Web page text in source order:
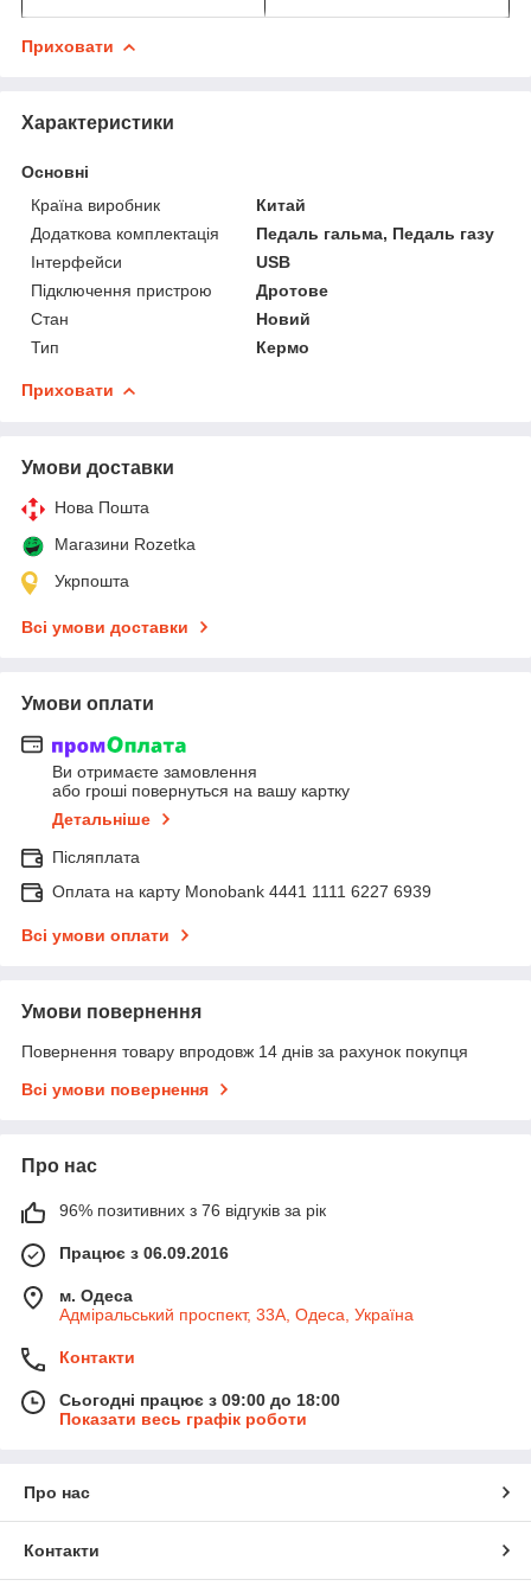
Приховати
Характеристики
Основні
Країна виробник
Китай
Додаткова комплектація
Педаль гальма, Педаль газу
Інтерфейси
USB
Підключення пристрою
Дротове
Стан
Новий
Тип
Кермо
Приховати
Умови доставки
Нова Пошта
Магазини Rozetka
Укрпошта
Всі умови доставки
Умови оплати
Ви отримаєте замовлення
або гроші повернуться на вашу картку
Детальніше
Післяплата
Оплата на карту Monobank 4441 1111 6227 6939
Всі умови оплати
Умови повернення
Повернення товару впродовж 14 днів за рахунок покупця
Всі умови повернення
Про нас
96% позитивних з 76 відгуків за рік
Працює з 06.09.2016
м. Одеса
Адміральський проспект, 33А, Одеса, Україна
Контакти
Сьогодні працює з 09:00 до 18:00
Показати весь графік роботи
Про нас
Контакти